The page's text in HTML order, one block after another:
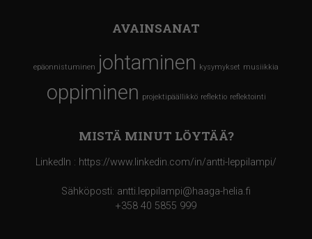
AVAINSANAT
epäonnistuminen johtaminen kysymykset musiikkia
oppiminen projektipäällikkö reflektio reflektointi
MISTÄ MINUT LÖYTÄÄ?
LinkedIn : https://www.linkedin.com/in/antti-leppilampi/
Sähköposti: antti.leppilampi@haaga-helia.fi
+358 40 5855 999